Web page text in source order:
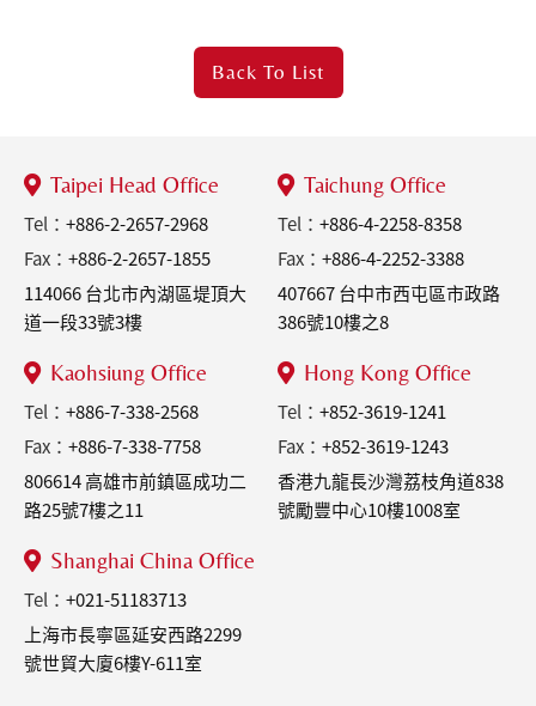
Back To List
Taipei Head Office
Tel： +886-2-2657-2968
Fax： +886-2-2657-1855
114066 台北市內湖區堤頂大
道一段33號3樓
Taichung Office
Tel： +886-4-2258-8358
Fax： +886-4-2252-3388
407667 台中市西屯區市政路
386號10樓之8
Kaohsiung Office
Tel： +886-7-338-2568
Fax： +886-7-338-7758
806614 高雄市前鎮區成功二
路25號7樓之11
Hong Kong Office
Tel： +852-3619-1241
Fax： +852-3619-1243
香港九龍長沙灣荔枝角道838
號勵豐中心10樓1008室
Shanghai China Office
Tel： +021-51183713
上海市長寧區延安西路2299
號世貿大廈6樓Y-611室